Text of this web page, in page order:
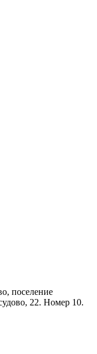
поселение
22. Номер 10.